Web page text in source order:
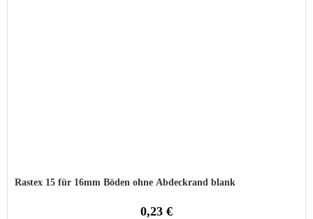
Rastex 15 für 16mm Böden ohne Abdeckrand blank
0,23 €